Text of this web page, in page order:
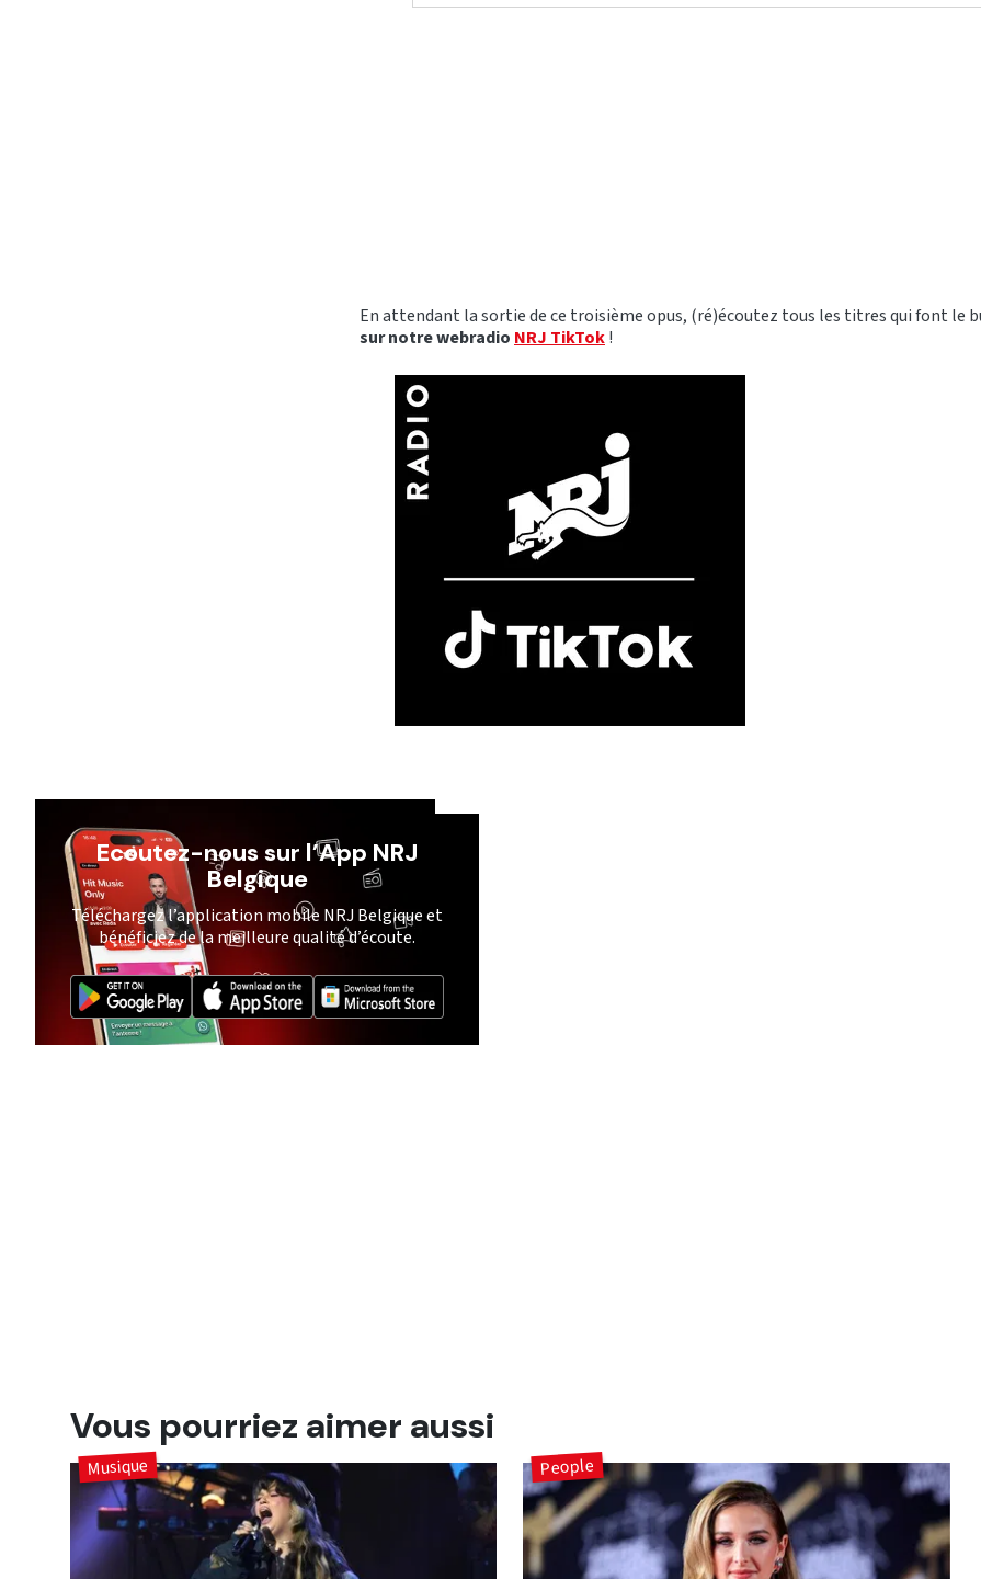
En attendant la sortie de ce troisième opus, (ré)écoutez tous les titres qui font le
sur notre webradioNRJ TikTok!
Ecoutez-nous sur l’App NRJ
Belgique
Téléchargez l’application mobile NRJ Belgique et
bénéficiez de la meilleure qualité d’écoute.
Vous pourriez aimer aussi
Musique People